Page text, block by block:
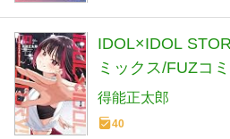
IDOL×IDOL
ミックス/FUZコ
得能正太郎
40